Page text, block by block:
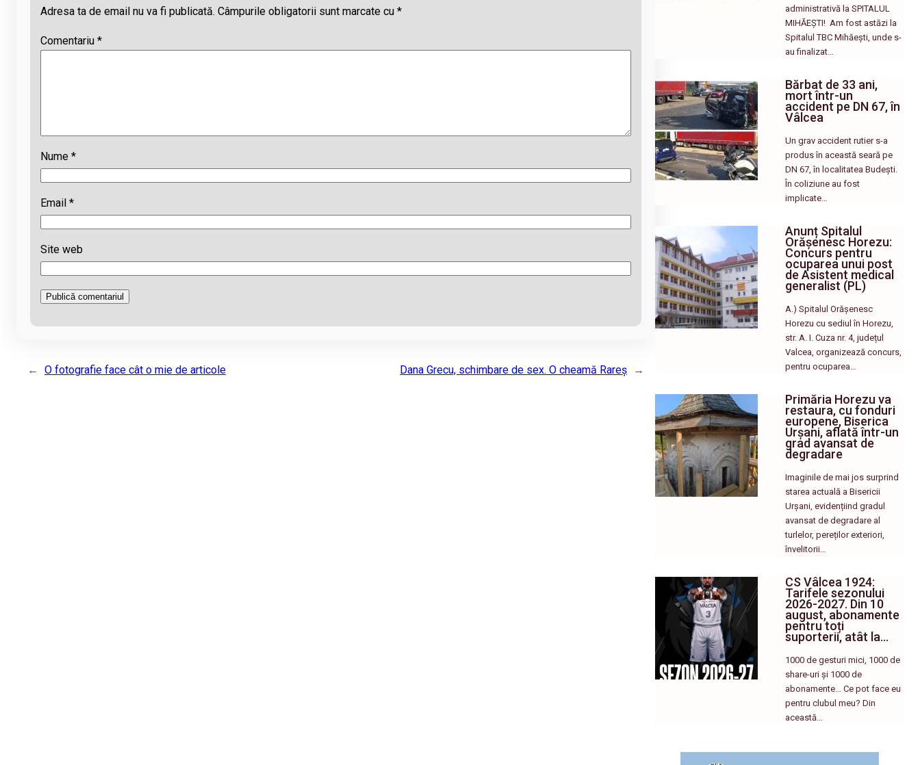
Adresa ta de email nu va fi publicată. Câmpurile obligatorii sunt marcate cu *
Comentariu *
Nume *
Email *
Site web
← O fotografie face cât o mie de articole Dana Grecu, schimbare de sex. O cheamă Rareș →
administrativă la SPITALUL
MIHĂEȘTI! ​ Am fost astăzi la
Spitalul TBC Mihăești, unde s-
au finalizat…
Bărbat de 33 ani,
mort într-un
accident pe DN 67, în
Vâlcea
Un grav accident rutier s-a
produs în această seară pe
DN 67, în localitatea Budești.
În coliziune au fost
implicate…
Anunț Spitalul
Orășenesc Horezu:
Concurs pentru
ocuparea unui post
de Asistent medical
generalist (PL)
A.) Spitalul Orășenesc
Horezu cu sediul în Horezu,
str. A. I. Cuza nr. 4, județul
Valcea, organizează concurs,
pentru ocuparea…
Primăria Horezu va
restaura, cu fonduri
europene, Biserica
Urșani, aflată într-un
grad avansat de
degradare
Imaginile de mai jos surprind
starea actuală a Bisericii
Urșani, evidențiind gradul
avansat de degradare al
turlelor, pereților exteriori,
învelitorii…
CS Vâlcea 1924:
Tarifele sezonului
2026-2027. Din 10
august, abonamente
pentru toți
suporterii, atât la…
1000 de gesturi mici, 1000 de
share-uri și 1000 de
abonamente… Ce pot face eu
pentru clubul meu? Din
această…